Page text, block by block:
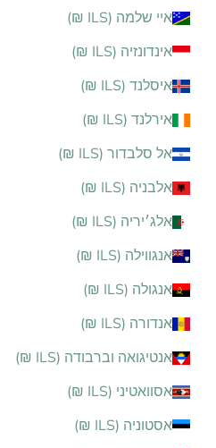
איי שלמה (ILS ₪)
אינדונזיה (ILS ₪)
איסלנד (ILS ₪)
אירלנד (ILS ₪)
אל סלבדור (ILS ₪)
אלבניה (ILS ₪)
אלג׳יריה (ILS ₪)
אנגווילה (ILS ₪)
אנגולה (ILS ₪)
אנדורה (ILS ₪)
אנטיגואה וברבודה (ILS ₪)
אסוואטיני (ILS ₪)
אסטוניה (ILS ₪)